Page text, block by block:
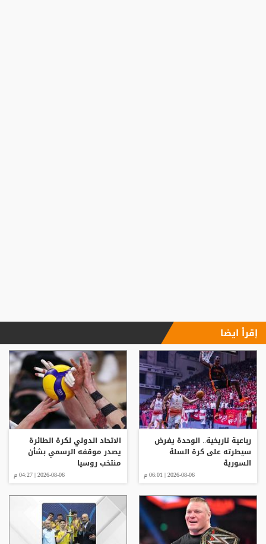
إقرأ ايضا
رباعية تاريخية.. الوحدة يفرض
سيطرته على كرة السلة
السورية
2026-08-06 | 06:01 م
الاتحاد الدولي لكرة الطائرة
يصدر موقفه الرسمي بشأن
منتخب روسيا
2026-08-06 | 04:27 م